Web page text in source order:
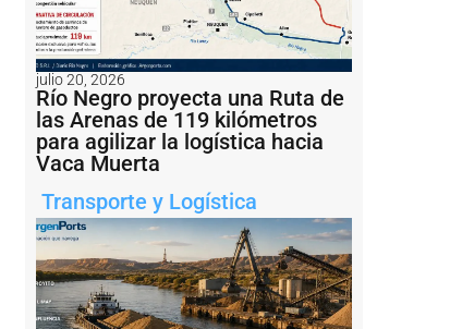
julio 20, 2026
Río Negro proyecta una Ruta de
las Arenas de 119 kilómetros
para agilizar la logística hacia
Vaca Muerta
Transporte y Logística